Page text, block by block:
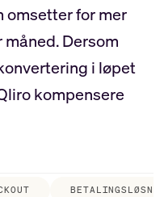
omsetter for mer
Dersom
i løpet
kompensere